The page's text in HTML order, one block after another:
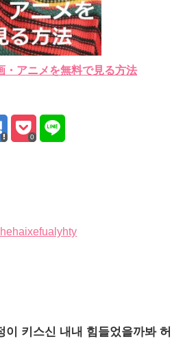
・アニメを無料で見る方法
0
이 키스신 내내 힘들었을까봐 허